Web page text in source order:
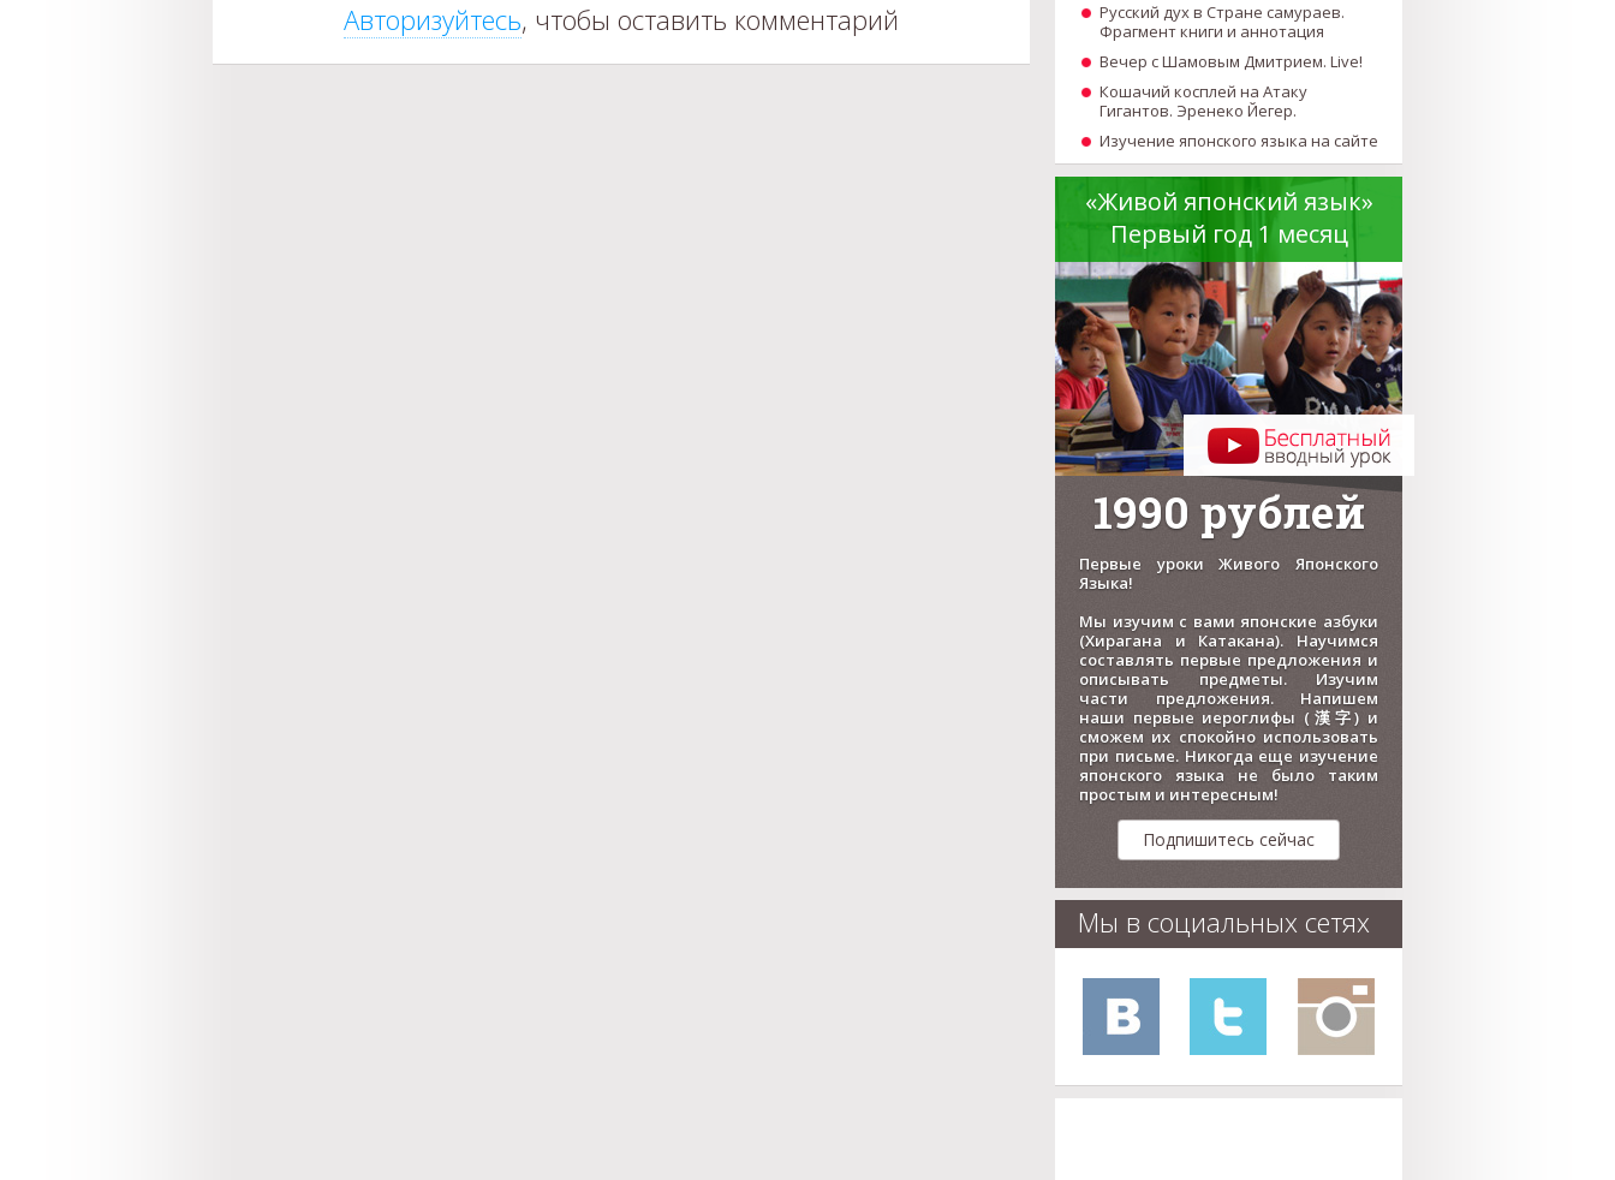
Авторизуйтесь, чтобы оставить комментарий
Русский дух в Стране самураев.
Фрагмент книги и аннотация
Вечер с Шамовым Дмитрием. Live!
Кошачий косплей на Атаку
Гигантов. Эренеко Йегер.
Изучение японского языка на сайте
«Живой японский язык»
Первый год 1 месяц
1990 рублей
Первые уроки Живого Японского
Языка!
Мы изучим с вами японские азбуки
(Хирагана и Катакана). Научимся
составлять первые предложения и
описывать предметы. Изучим
части предложения. Напишем
наши первые иероглифы (漢字) и
сможем их спокойно использовать
при письме. Никогда еще изучение
японского языка не было таким
простым и интересным!
Подпишитесь сейчас
Мы в социальных сетях